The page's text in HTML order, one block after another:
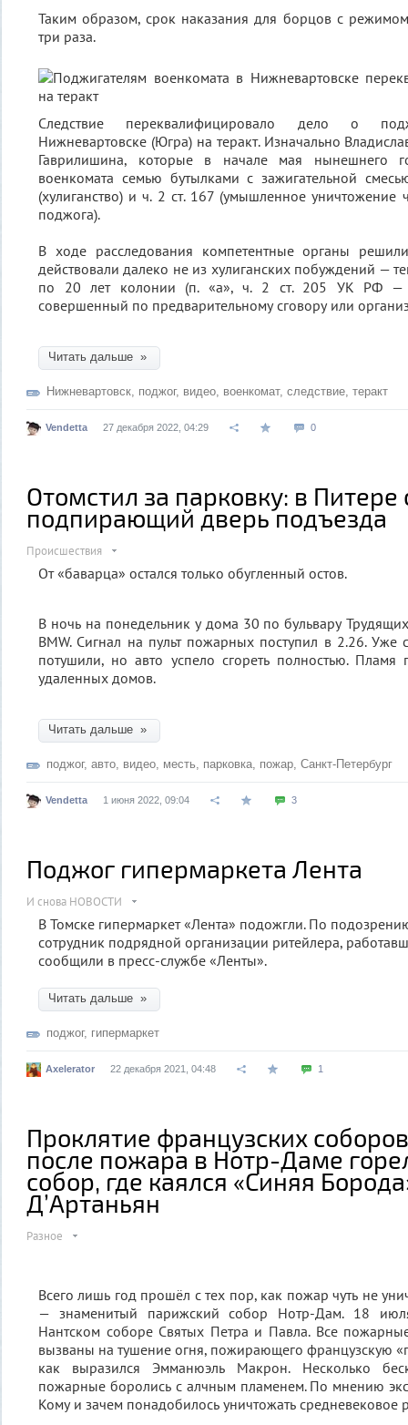
Таким образом, срок наказания для борцов с
три раза.
Следствие переквалифицировало дело о
Нижневартовске (Югра) на теракт. Изначально
Гаврилишина, которые в начале мая нынешнего
военкомата семью бутылками с зажигательной
(хулиганство) и ч. 2 ст. 167 (умышленное уничтожение
поджога).
В ходе расследования компетентные органы
действовали далеко не из хулиганских побуждений —
по 20 лет колонии (п. «а», ч. 2 ст. 205 УК РФ —
совершенный по предварительному сговору или
Читать дальше »
Нижневартовск поджог, видео военкомат, следствие теракт
Vendetta 27 декабря 2022, 04:29 0
Отомстил за парковку: в Питере
подпирающий дверь подъезда
Происшествия
От «баварца» остался только обугленный остов.
В ночь на понедельник у дома 30 по бульвару
BMW. Сигнал на пульт пожарных поступил в 2.26. Уже
потушили, но авто успело сгореть полностью.
удаленных домов.
Читать дальше »
поджог, авто видео месть парковка пожар Санкт-Петербург
Vendetta 1 июня 2022, 09:04 3
Поджог гипермаркета Лента
И снова НОВОСТИ
В Томске гипермаркет «Лента» подожгли. По
сотрудник подрядной организации ритейлера,
сообщили в пресс-​службе «Ленты».
Читать дальше »
поджог, гипермаркет
Axelerator 22 декабря 2021, 04:48 1
Проклятие французских
после пожара в Нотр-Даме
собор, где каялся «Синяя
Д’Артаньян
Разное
Всего лишь год прошёл с тех пор, как пожар чуть не
— знаменитый парижский собор Нотр-Дам. 18
Нантском соборе Святых Петра и Павла. Все
вызваны на тушение огня, пожирающего французскую
как выразился Эмманюэль Макрон. Несколько
пожарные боролись с алчным пламенем. По мнению
Кому и зачем понадобилось уничтожать средневековое